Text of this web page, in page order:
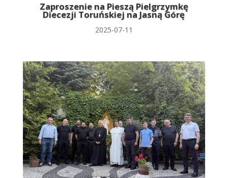
Zaproszenie na Pieszą Pielgrzymkę
Diecezji Toruńskiej na Jasną Górę
2025-07-11